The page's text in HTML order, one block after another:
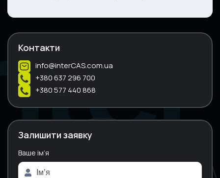
Контакти
info@interCAS.com.ua
+380 637 296 700
+380 577 440 868
Залишити заявку
Ваше ім’я
A
l